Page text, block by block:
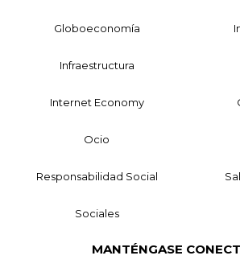
Globoeconomía
Infraestructura
Internet Economy
Ocio
Responsabilidad Social
Sociales
MANTÉNGASE